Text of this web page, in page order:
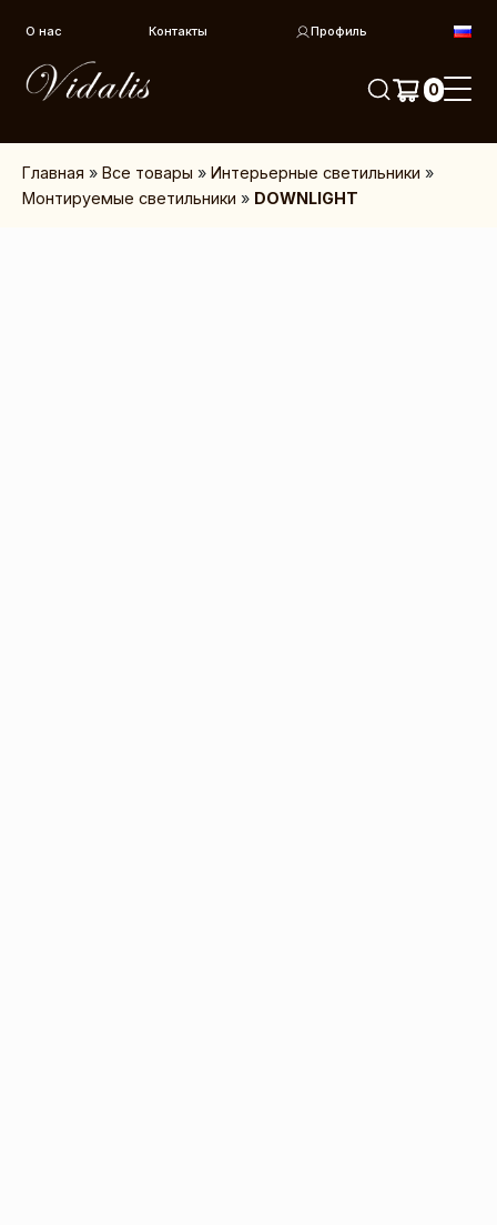
О нас Контакты Профиль
0
Главная »Все товары »Интерьерные светильники »
Монтируемые светильники » DOWNLIGHT